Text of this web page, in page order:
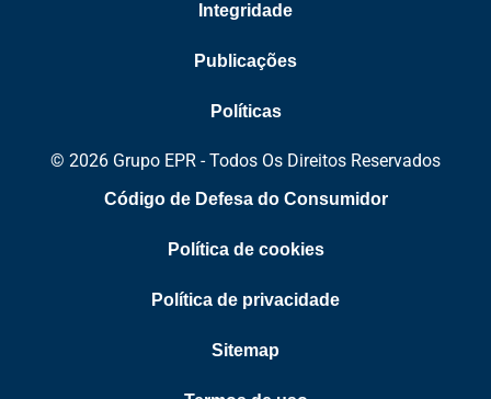
Integridade
Publicações
Políticas
© 2026 Grupo EPR - Todos Os Direitos Reservados
Código de Defesa do Consumidor
Política de cookies
Política de privacidade
Sitemap